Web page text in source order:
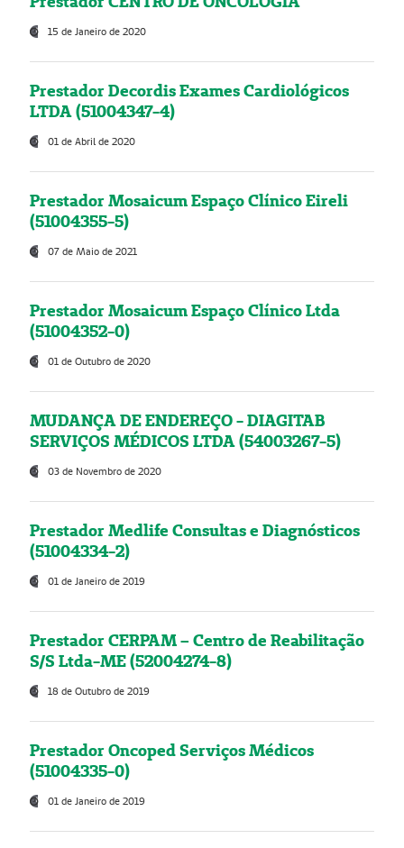
15 de Janeiro de 2020
Prestador Decordis Exames Cardiológicos
LTDA (51004347-4)
01 de Abril de 2020
Prestador Mosaicum Espaço Clínico Eireli
(51004355-5)
07 de Maio de 2021
Prestador Mosaicum Espaço Clínico Ltda
(51004352-0)
01 de Outubro de 2020
MUDANÇA DE ENDEREÇO - DIAGITAB
SERVIÇOS MÉDICOS LTDA (54003267-5)
03 de Novembro de 2020
Prestador Medlife Consultas e Diagnósticos
(51004334-2)
01 de Janeiro de 2019
Prestador CERPAM – Centro de Reabilitação
S/S Ltda-ME (52004274-8)
18 de Outubro de 2019
Prestador Oncoped Serviços Médicos
(51004335-0)
01 de Janeiro de 2019